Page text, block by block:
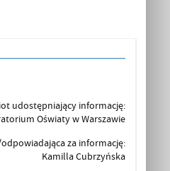
udostępniający informację:
Oświaty w Warszawie
za informację:
Kamilla Cubrzyńska